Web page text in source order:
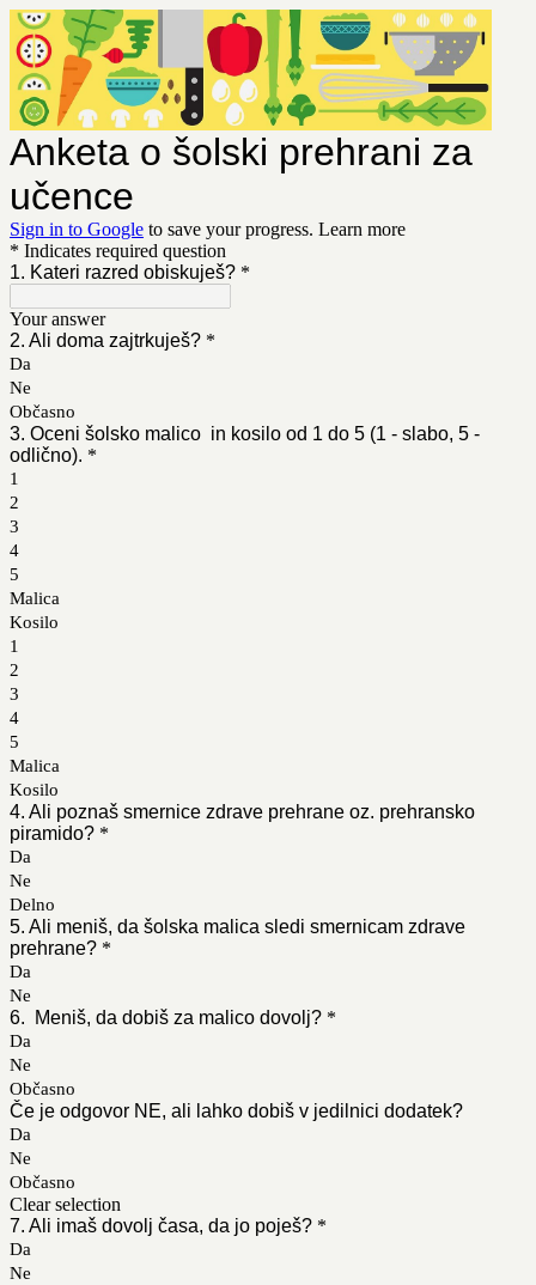
Anketa o šolski prehrani za
učence
Sign in to Google to save your progress. Learn more
* Indicates required question
1. Kateri razred obiskuješ? *
Your answer
2. Ali doma zajtrkuješ? *
Da
Ne
Občasno
3. Oceni šolsko malico in kosilo od 1 do 5 (1 - slabo, 5 -
odlično). *
1
2
3
4
5
Malica
Kosilo
1
2
3
4
5
Malica
Kosilo
4. Ali poznaš smernice zdrave prehrane oz. prehransko
piramido? *
Da
Ne
Delno
5. Ali meniš, da šolska malica sledi smernicam zdrave
prehrane? *
Da
Ne
6. Meniš, da dobiš za malico dovolj? *
Da
Ne
Občasno
Če je odgovor NE, ali lahko dobiš v jedilnici dodatek?
Da
Ne
Občasno
Clear selection
7. Ali imaš dovolj časa, da jo poješ? *
Da
Ne